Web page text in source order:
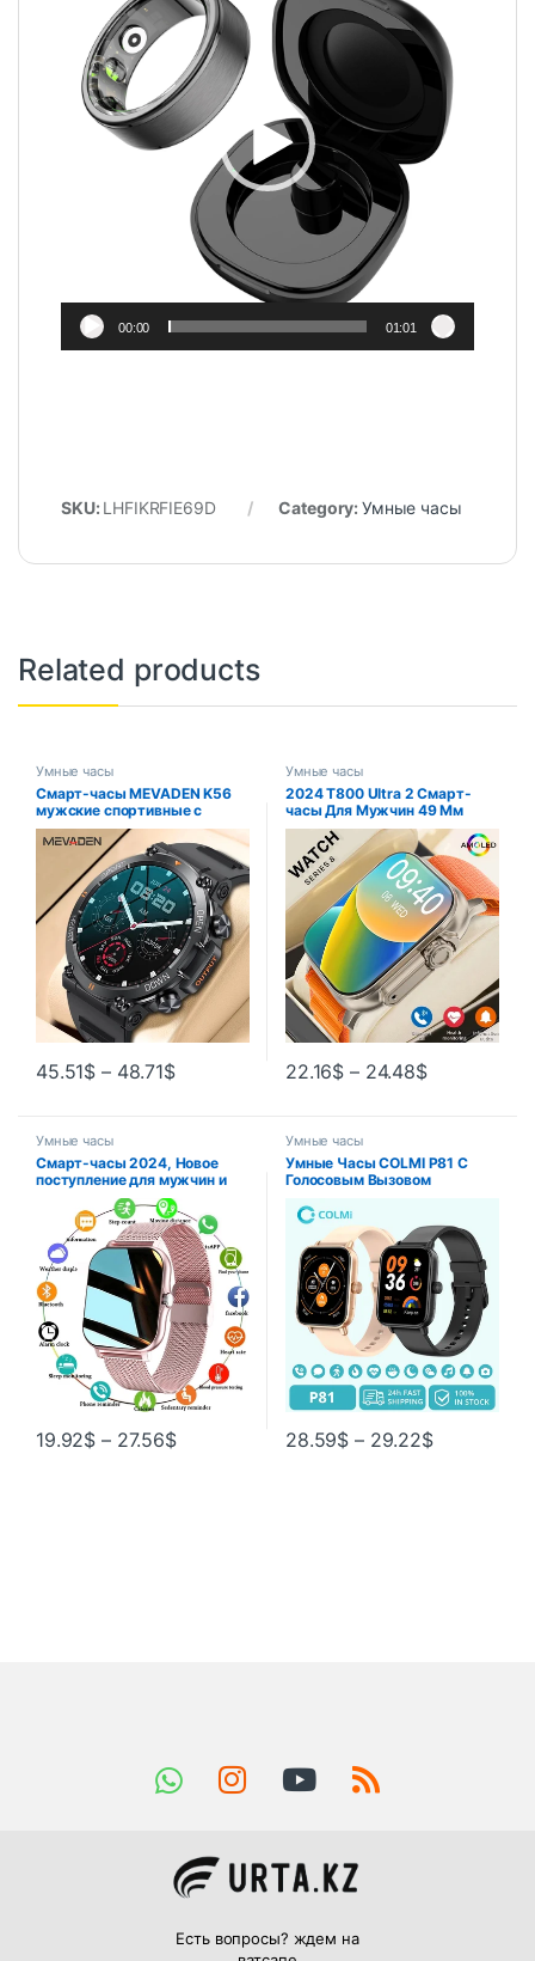
00:00 01:01
SKU: LHFIKRFIE69D Category: Умные часы
Related products
Умные часы
Смарт-часы MEVADEN K56
мужские спортивные с
поддержкой Bluetooth, 1,39
дюйма, 400 мА · ч
45.51$ – 48.71$
Умные часы
2024 T800 Ultra 2 Смарт-
часы Для Мужчин 49 Мм
AMOLED-экран NFC Компас
Водонепроницаемый Фитнес-
трекер, Совместимый С
Apple Watch
22.16$ – 24.48$
Умные часы
Смарт-часы 2024, Новое
поступление для мужчин и
женщин, спортивные умные
часы, Bluetooth-напоминание
о вызове, фитнес-трекер
19.92$ – 27.56$
Умные часы
Умные Часы COLMI P81 С
Голосовым Вызовом
28.59$ – 29.22$
Есть вопросы? ждем на